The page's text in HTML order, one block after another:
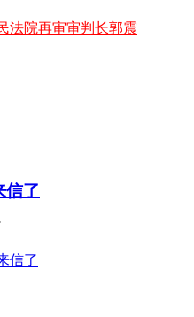
法院再审审判长郭震
信了
信了